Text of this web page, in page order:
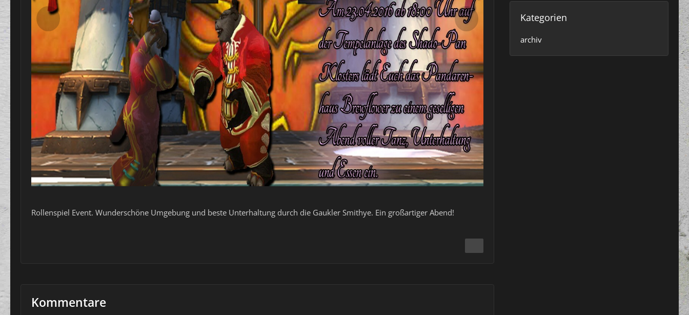
Rollenspiel Event. Wunderschöne Umgebung und beste Unterhaltung durch die Gaukler Smithye. Ein großartiger Abend!
Kommentare
Kategorien
archiv